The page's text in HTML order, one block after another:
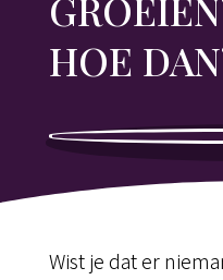
HOE
Wist je dat er